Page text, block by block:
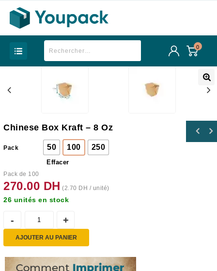
0
Chinese Box Kraft – 8 Oz
Pack 50 100 250
Effacer
Pack de 100
270.00 DH (2.70 DH / unité)
26 unités en stock
AJOUTER AU PANIER